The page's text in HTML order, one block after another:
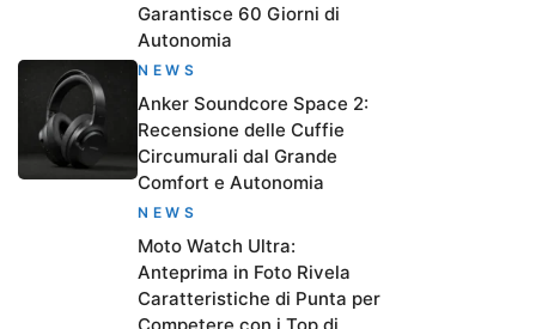
Garantisce 60 Giorni di
Autonomia
NEWS
Anker Soundcore Space 2:
Recensione delle Cuffie
Circumurali dal Grande
Comfort e Autonomia
NEWS
Moto Watch Ultra:
Anteprima in Foto Rivela
Caratteristiche di Punta per